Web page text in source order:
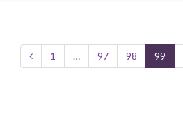
1 … 97 98 99